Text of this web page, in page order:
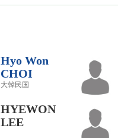
Hyo Won
CHOI
大韓民国
HYEWON
LEE